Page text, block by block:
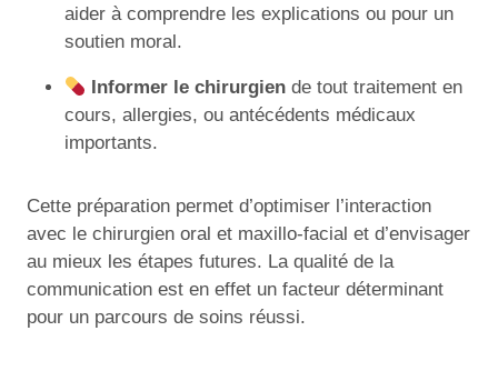
aider à comprendre les explications ou pour un
soutien moral.
Informer le chirurgien de tout traitement en
cours, allergies, ou antécédents médicaux
importants.
Cette préparation permet d’optimiser l’interaction
avec le chirurgien oral et maxillo-facial et d’envisager
au mieux les étapes futures. La qualité de la
communication est en effet un facteur déterminant
pour un parcours de soins réussi.